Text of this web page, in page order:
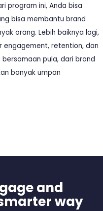
program ini, Anda bisa
bisa membantu brand
orang. Lebih baiknya lagi,
engagement, retention, dan
pula, dari brand
banyak umpan
and
way